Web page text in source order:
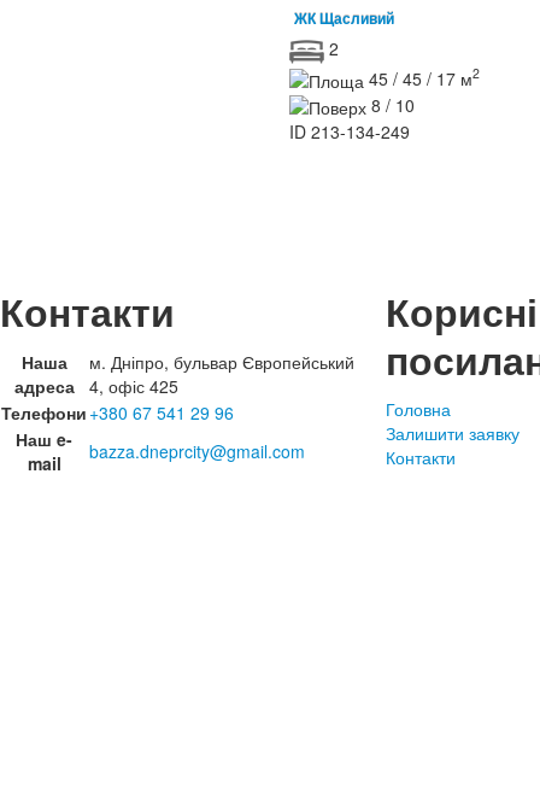
ЖК Щасливий
2
45 / 45 / 17 м2
8 / 10
ID 213-134-249
Контакти
Наша
адреса
м. Дніпро, бульвар Європейський
4, офіс 425
Телефони +380 67 541 29 96
Наш e-
mail
bazza.dneprcity@gmail.com
Корисні
Головна
Залишити заявку
Контакти